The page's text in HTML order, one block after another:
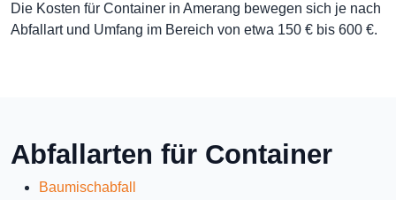
Die Kosten für Container in Amerang bewegen sich je nach
Abfallart und Umfang im Bereich von etwa 150 € bis 600 €.
Abfallarten für Container
Baumischabfall